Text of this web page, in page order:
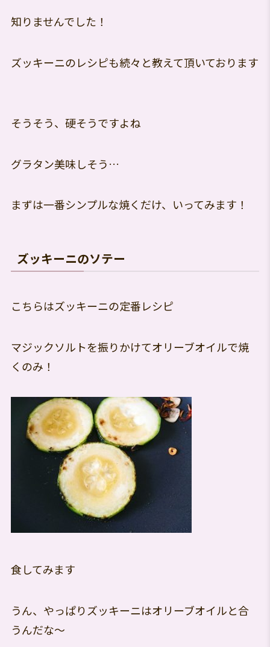
知りませんでした！
ズッキーニのレシピも続々と教えて頂いております
そうそう、硬そうですよね
グラタン美味しそう…
まずは一番シンプルな焼くだけ、いってみます！
ズッキーニのソテー
こちらはズッキーニの定番レシピ
マジックソルトを振りかけてオリーブオイルで焼
くのみ！
食してみます
うん、やっぱりズッキーニはオリーブオイルと合
うんだな～